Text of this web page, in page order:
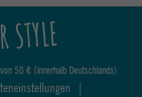
STYLE
50 € (innerhalb Deutschlands)
|